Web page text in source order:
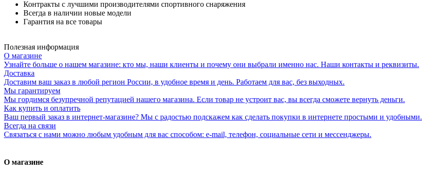
Контракты с лучшими производителями спортивного снаряжения
Всегда в наличии новые модели
Гарантия на все товары
Полезная информация
О магазине
Узнайте больше о нашем магазине: кто мы, наши клиенты и почему они выбрали именно нас. Наши контакты и реквизиты.
Доставка
Доставим ваш заказ в любой регион России, в удобное время и день. Работаем для вас, без выходных.
Мы гарантируем
Мы гордимся безупречной репутацией нашего магазина. Если товар не устроит вас, вы всегда сможете вернуть деньги.
Как купить и оплатить
Ваш первый заказ в интернет-магазине? Мы с радостью подскажем как сделать покупки в интернете простыми и удобными.
Всегда на связи
Связаться с нами можно любым удобным для вас способом: e-mail, телефон, социальные сети и мессенджеры.
О магазине